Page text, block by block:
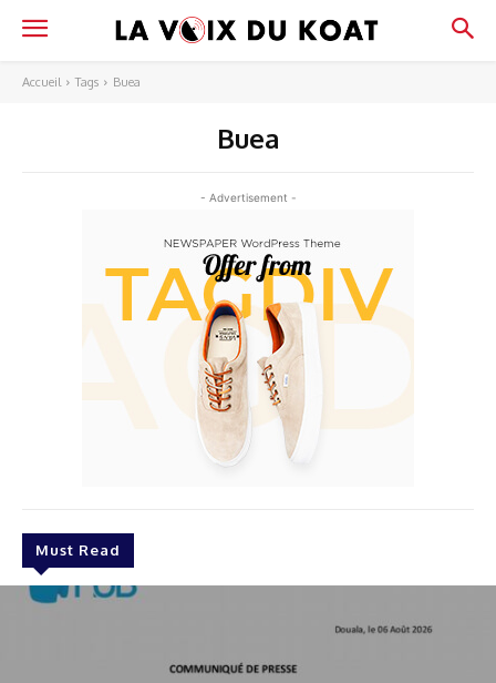
Accueil Tags Buea
Buea
- Advertisement -
Must Read